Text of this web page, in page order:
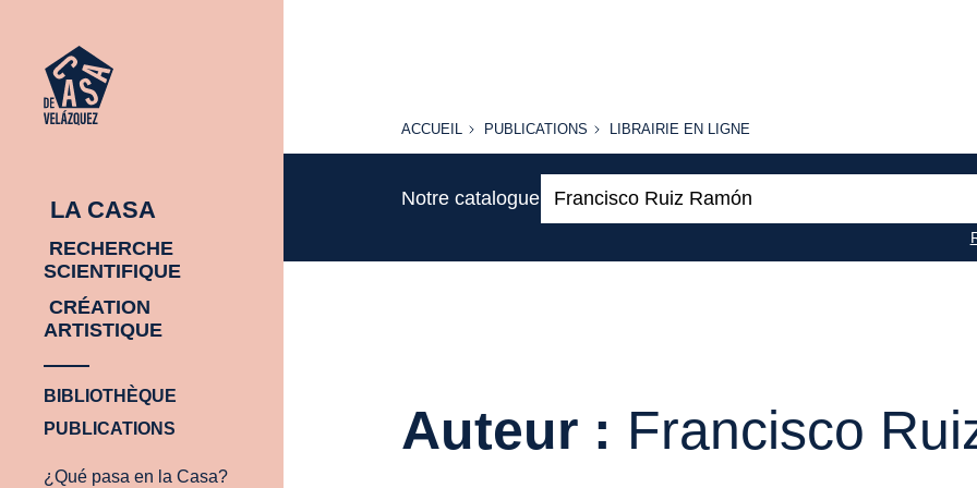
LA CASA
RECHERCHE
SCIENTIFIQUE
CRÉATION
ARTISTIQUE
BIBLIOTHÈQUE
PUBLICATIONS
¿Qué pasa en la Casa?
ACCUEIL
ACCUEIL PUBLICATIONS
PUBLICATIONS
LIBRAIRIE
LIBRAIRIE EN LIGNE
Notre catalogue:
Auteur : Francisco